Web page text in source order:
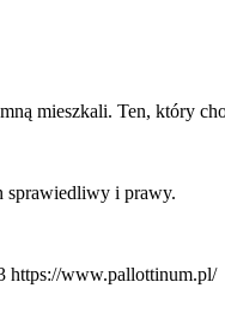
mieszkali. Ten, który
sprawiedliwy i prawy.
https://www.pallottinum.pl/